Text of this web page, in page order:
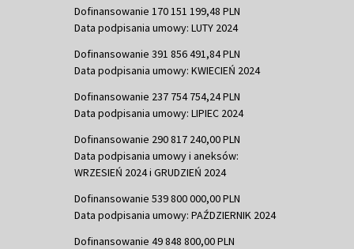
Dofinansowanie 170 151 199,48 PLN
Data podpisania umowy: LUTY 2024
Dofinansowanie 391 856 491,84 PLN
Data podpisania umowy: KWIECIEŃ 2024
Dofinansowanie 237 754 754,24 PLN
Data podpisania umowy: LIPIEC 2024
Dofinansowanie 290 817 240,00 PLN
Data podpisania umowy i aneksów:
WRZESIEŃ 2024 i GRUDZIEŃ 2024
Dofinansowanie 539 800 000,00 PLN
Data podpisania umowy: PAŹDZIERNIK 2024
Dofinansowanie 49 848 800,00 PLN